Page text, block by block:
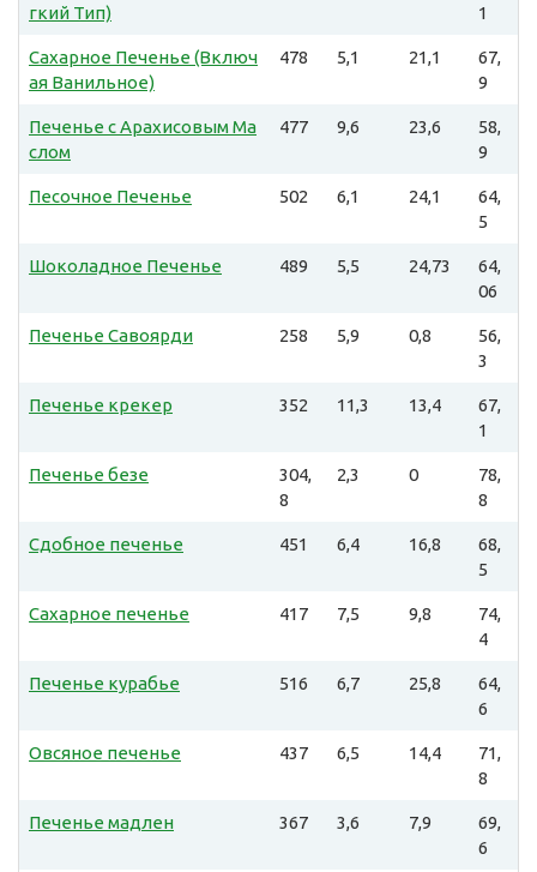
гкий Тип)
1
Сахарное Печенье (Включ
ая Ванильное)
478 5,1 21,1
67,
9
Печенье с Арахисовым Ма
слом
477 9,6 23,6
58,
9
Песочное Печенье 502 6,1 24,1
64,
5
Шоколадное Печенье 489 5,5 24,73
64,
06
Печенье Савоярди 258 5,9 0,8
56,
3
Печенье крекер 352 11,3 13,4
67,
1
Печенье безе
304,
8
2,3 0
78,
8
Сдобное печенье 451 6,4 16,8
68,
5
Сахарное печенье 417 7,5 9,8
74,
4
Печенье курабье 516 6,7 25,8
64,
6
Овсяное печенье 437 6,5 14,4
71,
8
Печенье мадлен 367 3,6 7,9
69,
6